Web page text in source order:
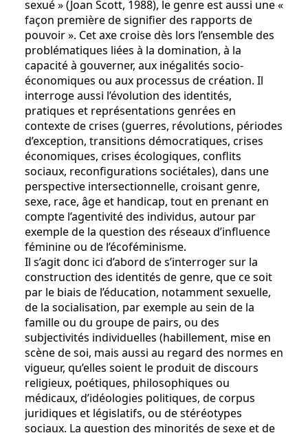
sexué » (Joan Scott, 1988), le genre est aussi une «
façon première de signifier des rapports de
pouvoir ». Cet axe croise dès lors l’ensemble des
problématiques liées à la domination, à la
capacité à gouverner, aux inégalités socio-
économiques ou aux processus de création. Il
interroge aussi l’évolution des identités,
pratiques et représentations genrées en
contexte de crises (guerres, révolutions, périodes
d’exception, transitions démocratiques, crises
économiques, crises écologiques, conflits
sociaux, reconfigurations sociétales), dans une
perspective intersectionnelle, croisant genre,
sexe, race, âge et handicap, tout en prenant en
compte l’agentivité des individus, autour par
exemple de la question des réseaux d’influence
féminine ou de l’écoféminisme.
Il s’agit donc ici d’abord de s’interroger sur la
construction des identités de genre, que ce soit
par le biais de l’éducation, notamment sexuelle,
de la socialisation, par exemple au sein de la
famille ou du groupe de pairs, ou des
subjectivités individuelles (habillement, mise en
scène de soi, mais aussi au regard des normes en
vigueur, qu’elles soient le produit de discours
religieux, poétiques, philosophiques ou
médicaux, d’idéologies politiques, de corpus
juridiques et législatifs, ou de stéréotypes
sociaux. La question des minorités de sexe et de